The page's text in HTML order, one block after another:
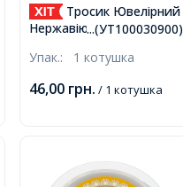
...(УТ100030900)
Тросик Ювелірний
Нержавіюча Сталь 0,
котушка,
Упак.: 1 котушка
46,00 грн. / 1 котушка